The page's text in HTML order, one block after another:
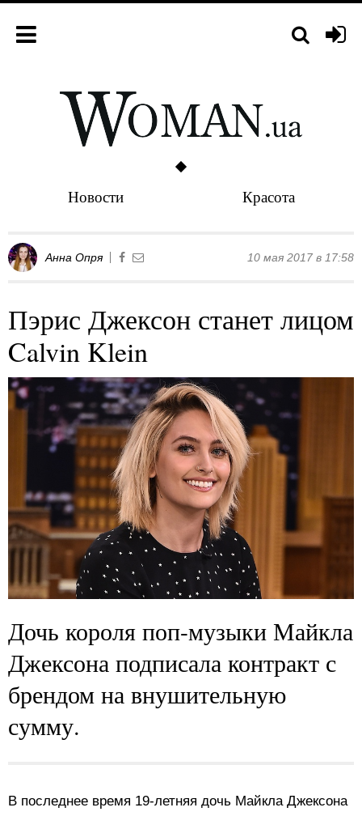
Новости Красота
Анна Опря 10 мая 2017 в 17:58
Пэрис Джексон станет лицом
Calvin Klein
Дочь короля поп-музыки Майкла
Джексона подписала контракт с
брендом на внушительную
сумму.
В последнее время 19-летняя дочь Майкла Джексона